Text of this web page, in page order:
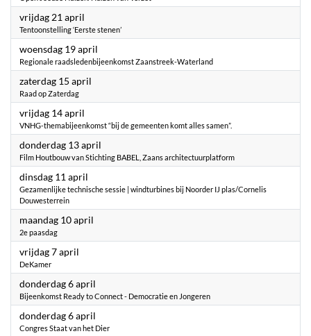
vrijdag 21 april
Tentoonstelling ‘Eerste stenen’
woensdag 19 april
Regionale raadsledenbijeenkomst Zaanstreek-Waterland
zaterdag 15 april
Raad op Zaterdag
vrijdag 14 april
VNHG-themabijeenkomst “bij de gemeenten komt alles samen”.
donderdag 13 april
Film Houtbouw van Stichting BABEL, Zaans architectuurplatform
dinsdag 11 april
Gezamenlijke technische sessie | windturbines bij Noorder IJ plas/Cornelis
Douwesterrein
maandag 10 april
2e paasdag
vrijdag 7 april
DeKamer
donderdag 6 april
Bijeenkomst Ready to Connect - Democratie en Jongeren
donderdag 6 april
Congres Staat van het Dier